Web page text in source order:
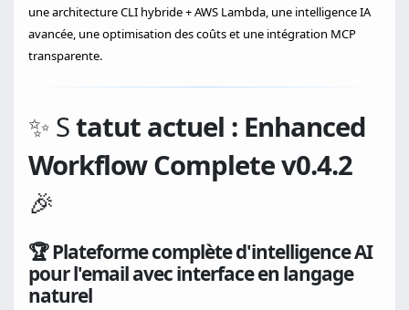
une architecture CLI hybride + AWS Lambda, une intelligence IA
avancée, une optimisation des coûts et une intégration MCP
transparente.
✨ Statut actuel : Enhanced
Workflow Complete v0.4.2
🎉
🏆 Plateforme complète d'intelligence AI
pour l'email avec interface en langage
naturel